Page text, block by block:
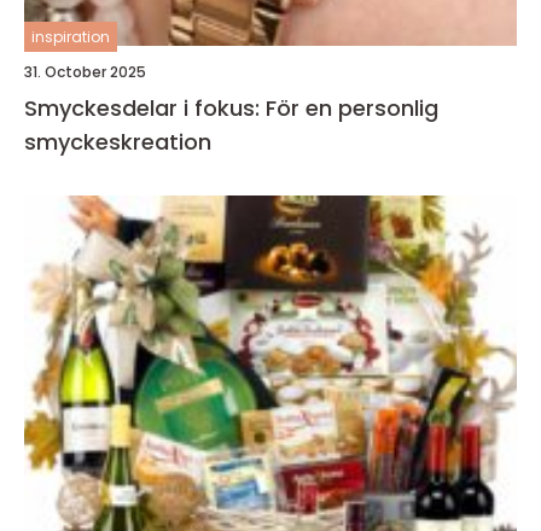
inspiration
31. October 2025
Smyckesdelar i fokus: För en personlig
smyckeskreation